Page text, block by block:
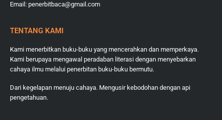
Email: penerbitbaca@gmail.com
TENTANG KAMI
Kami menerbitkan buku-buku yang mencerahkan dan memperkaya.
Kami berupaya mengawal peradaban literasi dengan menyebarkan
cahaya ilmu melalui penerbitan buku-buku bermutu.
Dari kegelapan menuju cahaya. Mengusir kebodohan dengan api
pengetahuan.